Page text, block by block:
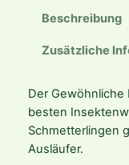
m
v
u
l
Beschreibung
Zusätzliche
Der
besten
Schmetterlingen
Ausläufer.